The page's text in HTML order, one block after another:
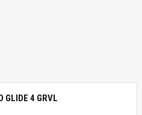
GLIDE 4 GRVL